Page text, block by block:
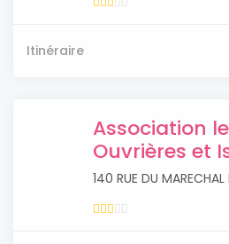
Itinéraire
Association
Ouvrières et
140 RUE DU